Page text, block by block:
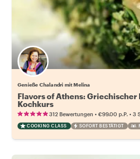
Genieße Chalandri mit Melina
Flavors of Athens: Griechischer
Kochkurs
312 Bewertungen • €99.00 p.P. • 3
COOKING CLASS SOFORT BESTÄTIGT